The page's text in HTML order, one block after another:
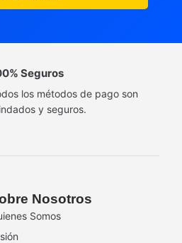
Seguros
los métodos de pago son
y seguros.
Nosotros
Somos